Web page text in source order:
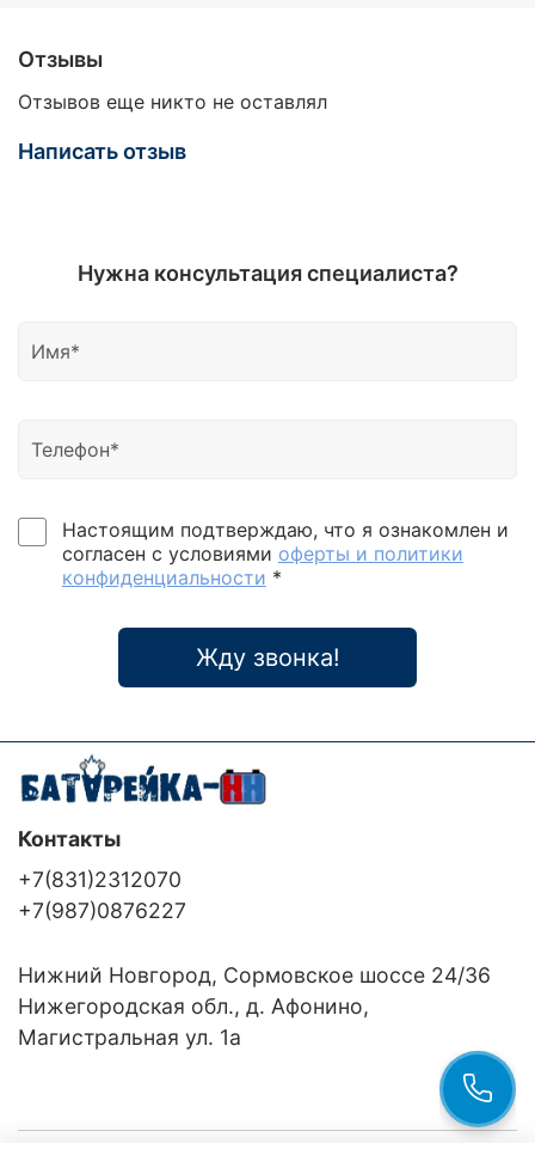
Отзывы
Отзывов еще никто не оставлял
Написать отзыв
Нужна консультация специалиста?
Настоящим подтверждаю, что я ознакомлен и
согласен с условиями оферты и политики
конфиденциальности *
Жду звонка!
Контакты
+7(831)2312070
+7(987)0876227
Нижний Новгород, Сормовское шоссе 24/36
Нижегородская обл., д. Афонино,
Магистральная ул. 1а